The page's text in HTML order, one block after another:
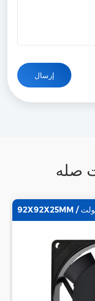
صله
92X92X25MM معدن تيار متردد فرش تبريد 110 فولت /